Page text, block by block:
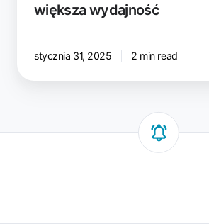
większa wydajność
stycznia 31, 2025 2 min read